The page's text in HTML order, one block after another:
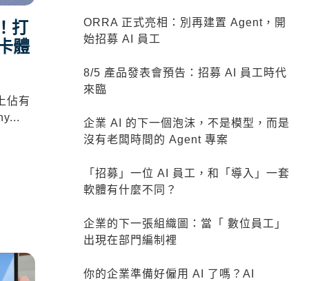
打
體
佔有
...
ORRA 正式亮相：別再建置 Agent，開
始招募 AI 員工
8/5 產品發表會預告：招募 AI 員工時代
來臨
企業 AI 的下一個泡沫，不是模型，而是
沒有老闆時間的 Agent 專案
「招募」一位 AI 員工，和「導入」一套
軟體有什麼不同？
企業的下一張組織圖：當「 數位員工」
出現在部門編制裡
你的企業準備好僱用 AI 了嗎？AI